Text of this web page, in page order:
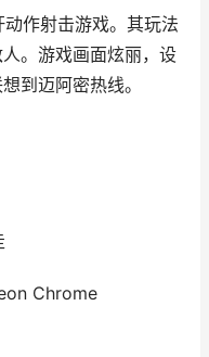
作射击游戏。其玩法
。游戏画面炫丽，设
到迈阿密热线。
Chrome